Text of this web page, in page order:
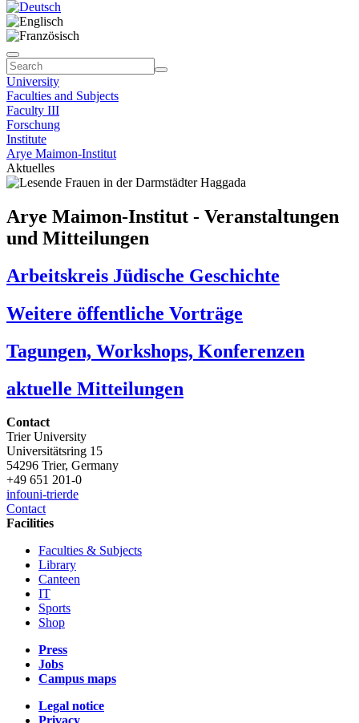
University
Faculties and Subjects
Faculty III
Forschung
Institute
Arye Maimon-Institut
Aktuelles
Arye Maimon-Institut - Veranstaltungen
und Mitteilungen
Arbeitskreis Jüdische Geschichte
Weitere öffentliche Vorträge
Tagungen, Workshops, Konferenzen
aktuelle Mitteilungen
Contact
Trier University
Universitätsring 15
54296 Trier, Germany
+49 651 201-0
infouni-trierde
Contact
Facilities
Faculties & Subjects
Library
Canteen
IT
Sports
Shop
Press
Jobs
Campus maps
Legal notice